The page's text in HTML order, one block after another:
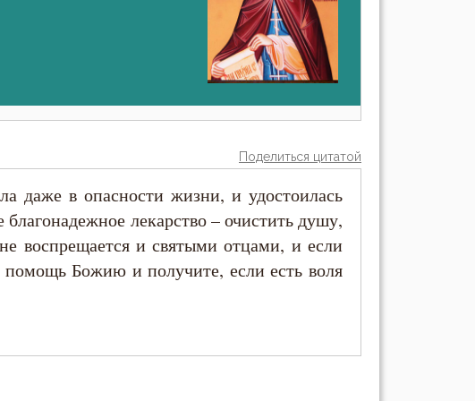
Поделиться цитатой
даже в опасности жизни, и удостоилась
лекарство – очистить душу,
воспрещается и святыми отцами, и если
помощь Божию и получите, если есть воля